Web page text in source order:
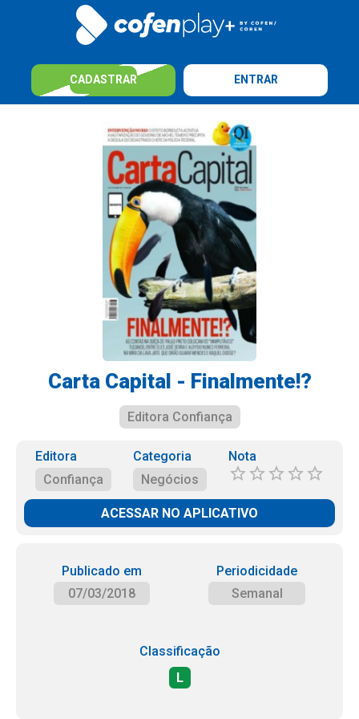
CADASTRAR ENTRAR
Carta Capital - Finalmente!?
Editora Confiança
Editora
Confiança
Categoria
Negócios
Nota
ACESSAR NO APLICATIVO
Publicado em
07/03/2018
Periodicidade
Semanal
Classificação
L